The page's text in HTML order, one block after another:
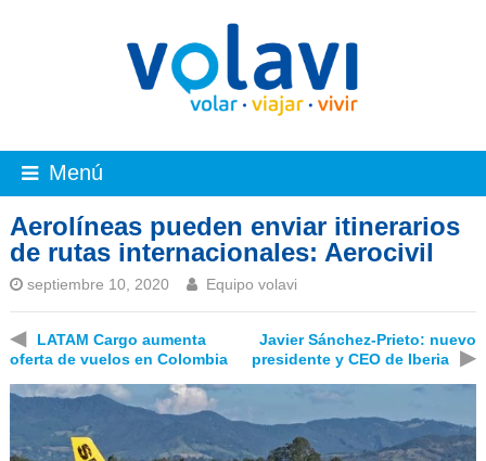
Menú
Aerolíneas pueden enviar itinerarios
de rutas internacionales: Aerocivil
septiembre 10, 2020 Equipo volavi
◀
LATAM Cargo aumenta
oferta de vuelos en Colombia
Javier Sánchez-Prieto: nuevo
presidente y CEO de Iberia
▶